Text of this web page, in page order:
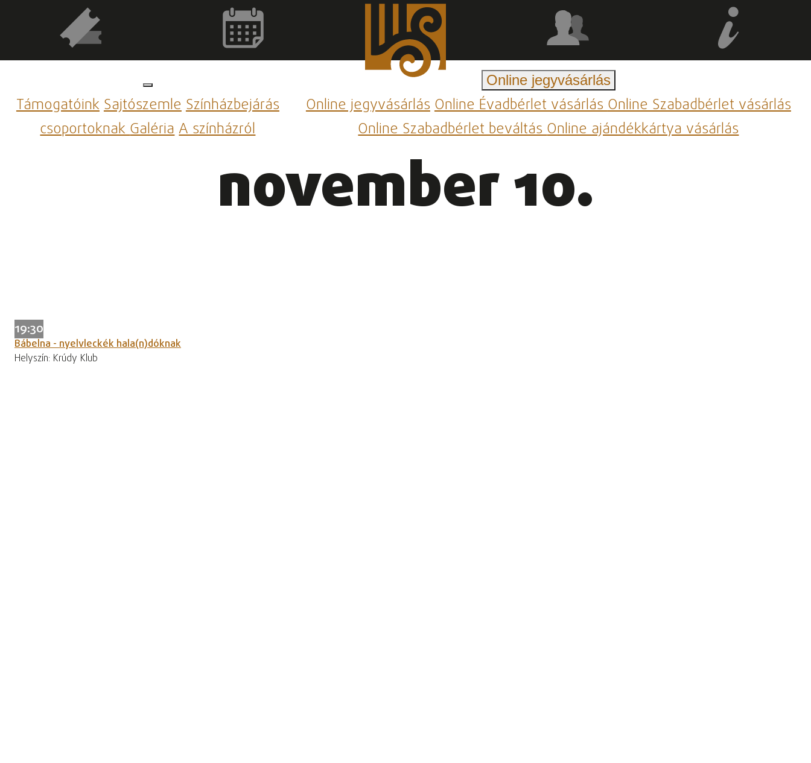
TámogatóinkSajtószemleSzínházbejárás
csoportoknakGalériaA színházról
Online jegyvásárlás
Online jegyvásárlásOnline Évadbérlet vásárlásOnline Szabadbérlet vásárlás
Online Szabadbérlet beváltásOnline ajándékkártya vásárlás
november 10.
19:30
Bábelna - nyelvleckék hala(n)dóknak
Helyszín: Krúdy Klub